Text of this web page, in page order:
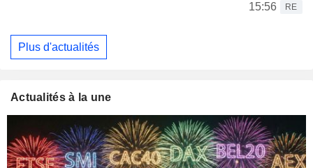
15:56
RE
Plus d'actualités
Actualités à la une